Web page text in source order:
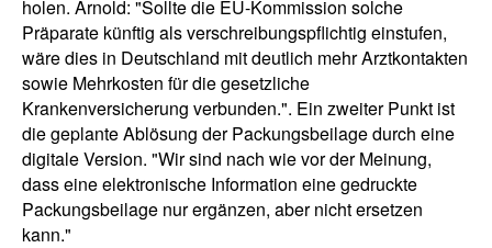
holen. Arnold: "Sollte die EU-Kommission solche
Präparate künftig als verschreibungspflichtig einstufen,
wäre dies in Deutschland mit deutlich mehr Arztkontakten
sowie Mehrkosten für die gesetzliche
Krankenversicherung verbunden.". Ein zweiter Punkt ist
die geplante Ablösung der Packungsbeilage durch eine
digitale Version. "Wir sind nach wie vor der Meinung,
dass eine elektronische Information eine gedruckte
Packungsbeilage nur ergänzen, aber nicht ersetzen
kann."